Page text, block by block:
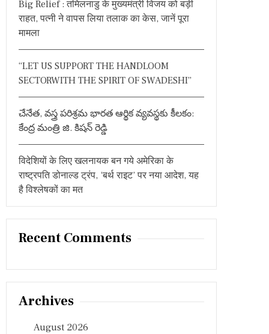
Big Relief : तमिलनाडु के मुख्यमंत्री विजय को बड़ी
राहत, पत्नी ने वापस लिया तलाक का केस, जानें पूरा
मामला
“LET US SUPPORT THE HANDLOOM
SECTORWITH THE SPIRIT OF SWADESHI”
చేనేత, వస్త్ర పరిశ్రమ భారత ఆర్థిక వ్యవస్థకు కీలకం:
కేంద్ర మంత్రి జి. కిషన్ రెడ్డి
विदेशियों के लिए खलनायक बन गये अमेरिका के
राष्ट्रपति डोनाल्ड ट्रंप, ‘बर्थ राइट’ पर नया आदेश, यह
है विश्लेषकों का मत
Recent Comments
Archives
August 2026